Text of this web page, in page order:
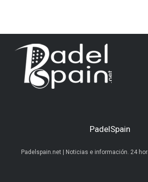
PadelSpain
Padelspain.net | Noticias e información. 24